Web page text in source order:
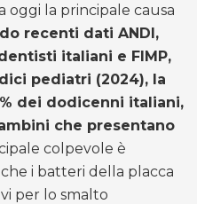
oggi la principale causa
recenti dati ANDI,
italiani e FIMP,
pediatri (2024), la
dei dodicenni italiani,
che presentano
colpevole è
che i batteri della placca
per lo smalto